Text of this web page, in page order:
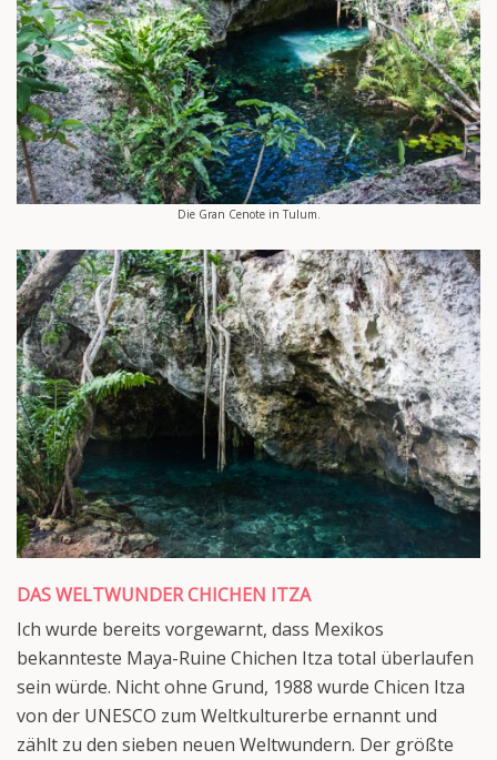
Die Gran Cenote in Tulum.
DAS WELTWUNDER CHICHEN ITZA
Ich wurde bereits vorgewarnt, dass Mexikos
bekannteste Maya-Ruine Chichen Itza total überlaufen
sein würde. Nicht ohne Grund, 1988 wurde Chicen Itza
von der UNESCO zum Weltkulturerbe ernannt und
zählt zu den sieben neuen Weltwundern. Der größte